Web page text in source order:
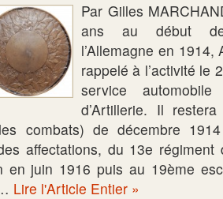
Par Gilles
ans au début
l’Allemagne en
rappelé à l’activité le
service
d’Artillerie. Il
combats) de décembre
affectations, du 13e régiment
en juin 1916 puis au 19ème
Lire l'Article Entier »